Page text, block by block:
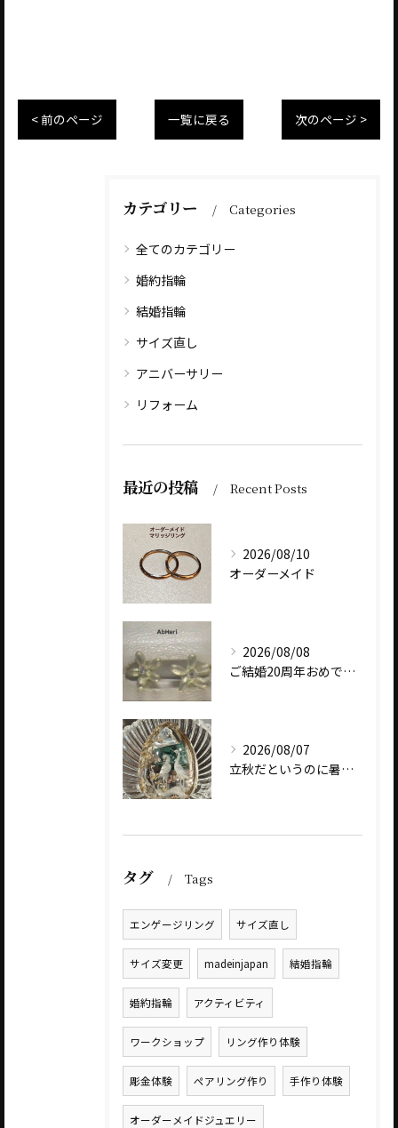
< 前のページ 一覧に戻る 次のページ >
カテゴリー Categories
全てのカテゴリー
婚約指輪
結婚指輪
サイズ直し
アニバーサリー
リフォーム
最近の投稿 Recent Posts
2026/08/10
オーダーメイド
2026/08/08
ご結婚20周年おめでとうございます
2026/08/07
立秋だというのに暑いですね
タグ Tags
エンゲージリング サイズ直し
サイズ変更 madeinjapan 結婚指輪
婚約指輪 アクティビティ
ワークショップ リング作り体験
彫金体験 ペアリング作り 手作り体験
オーダーメイドジュエリー